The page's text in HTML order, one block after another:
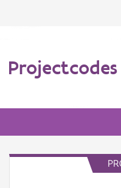
Projectcodes